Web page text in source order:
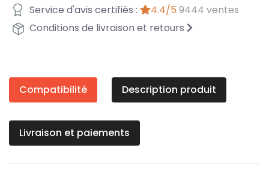
Service d'avis certifiés :
4.4/5 9444 ventes
Conditions de livraison et retours
Compatibilité Description produit
Livraison et paiements